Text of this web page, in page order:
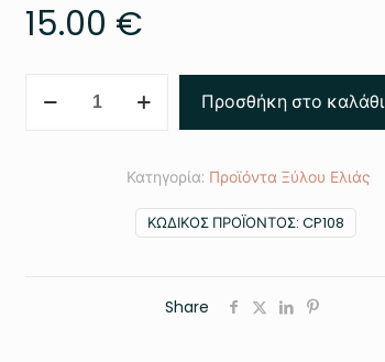
15.00 €
Κατσαρόλας
Προσθήκη στο καλάθι
ΚΩΔΙΚΌΣ ΠΡΟΪΌΝΤΟΣ: CP108
Κατηγορία: Προϊόντα Ξύλου Ελιάς
Share